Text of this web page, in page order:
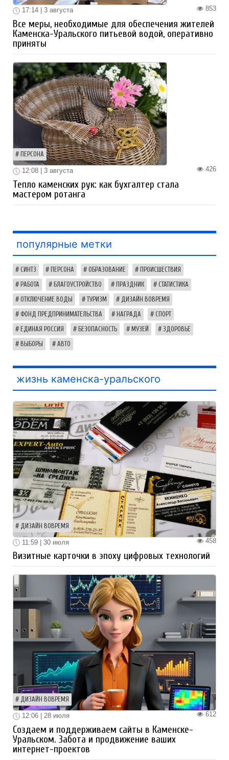
853
17:14 | 3 августа
Все меры, необходимые для обеспечения жителей
Каменска-Уральского питьевой водой, оперативно
приняты
ПЕРСОНА
426
12:08 | 3 августа
Тепло каменских рук: как бухгалтер стала
мастером ротанга
популярные метки
СИНТЗ ПЕРСОНА ОБРАЗОВАНИЕ ПРОИСШЕСТВИЯ
РАБОТА БЛАГОУСТРОЙСТВО ПРАЗДНИК СТАТИСТИКА
ОТКЛЮЧЕНИЕ ВОДЫ ТУРИЗМ ДИЗАЙН ВОВРЕМЯ
ФОНД ПРЕДПРИНИМАТЕЛЬСТВА НАГРАДА СПОРТ
ЕДИНАЯ РОССИЯ БЕЗОПАСНОСТЬ МУЗЕЙ ЗДОРОВЬЕ
ВЫБОРЫ АВТО
жизнь каменска-уральского
ДИЗАЙН ВОВРЕМЯ
458
11:59 | 30 июля
Визитные карточки в эпоху цифровых технологий
ДИЗАЙН ВОВРЕМЯ
612
12:06 | 28 июля
Создаем и поддерживаем сайты в Каменске-
Уральском. Забота и продвижение ваших
интернет-проектов